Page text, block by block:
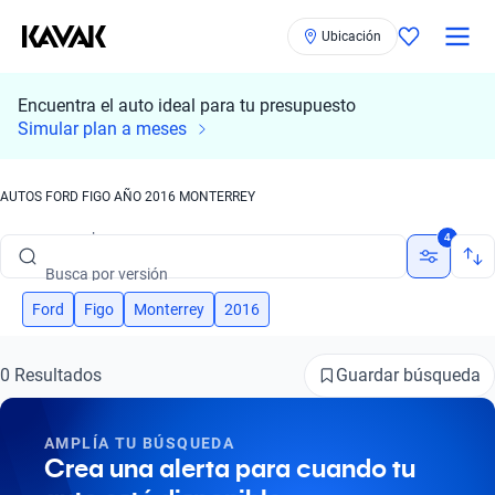
Ubicación
Encuentra el auto ideal para tu presupuesto
Simular plan a meses
AUTOS FORD FIGO AÑO 2016 MONTERREY
Busca por año
Busca por modelo
Busca por versión
4
Ford Figo Monterrey 2016
0 Resultados Guardar búsqueda
AMPLÍA TU BÚSQUEDA
Crea una alerta para cuando tu